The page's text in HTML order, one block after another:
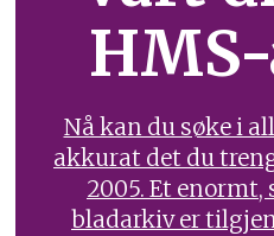
Nå kan du søke i
akkurat det du
2005. Et
bladarkiv er